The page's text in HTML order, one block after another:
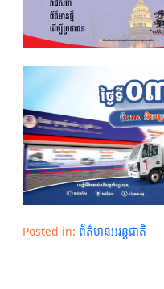
Posted in: ព័ត៌មានអរន្តជាតិ